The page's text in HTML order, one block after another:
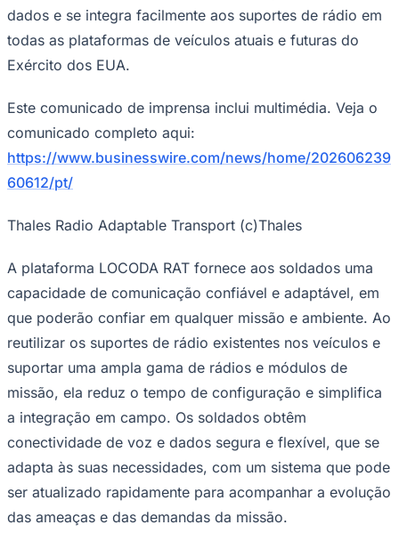
Anuncie no Portal
Divulgar VagasNovo
Publicidade Legal
Turismo
Segurança Regional
Hospitais Estaduais
Parques & Represas
Cidades da Região
do Bom Jesus
Araçariguama Cajamar CaieirasFranco da
RochaFrancisco MoratoTaboão da SerraEmbu das Artes
Guia de Empresas
Vagas na RegiãoNovo
Hub de Negócios
Guia Comercial
Selo Verificado
Portal Educacional
Vagas de Emprego
Concursos
Panorama Econômico
Panorama Econômico
Para Sua Empresa
dados e se integra facilmente aos suportes de rádio em
todas as plataformas de veículos atuais e futuras do
Exército dos EUA.
Este comunicado de imprensa inclui multimédia. Veja o
comunicado completo aqui:
https://www.businesswire.com/news/home/202606239
60612/pt/
Thales Radio Adaptable Transport (c)Thales
A plataforma LOCODA RAT fornece aos soldados uma
capacidade de comunicação confiável e adaptável, em
que poderão confiar em qualquer missão e ambiente. Ao
reutilizar os suportes de rádio existentes nos veículos e
suportar uma ampla gama de rádios e módulos de
missão, ela reduz o tempo de configuração e simplifica
a integração em campo. Os soldados obtêm
conectividade de voz e dados segura e flexível, que se
adapta às suas necessidades, com um sistema que pode
ser atualizado rapidamente para acompanhar a evolução
das ameaças e das demandas da missão.